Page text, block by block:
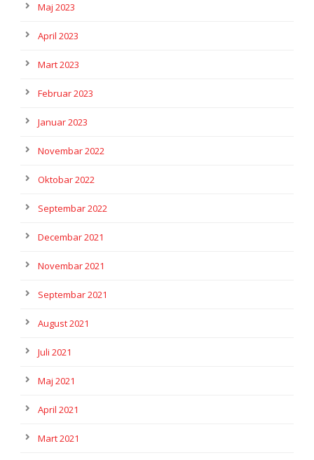
Maj 2023
April 2023
Mart 2023
Februar 2023
Januar 2023
Novembar 2022
Oktobar 2022
Septembar 2022
Decembar 2021
Novembar 2021
Septembar 2021
August 2021
Juli 2021
Maj 2021
April 2021
Mart 2021